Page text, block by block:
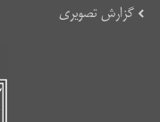
گزارش تصویری